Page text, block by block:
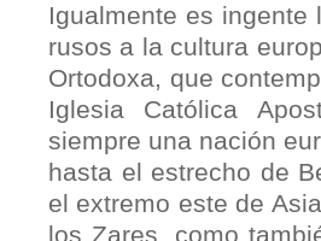
Igualmente es
rusos a la cultura
Ortodoxa, que
Iglesia Católica
siempre una nación
hasta el estrecho de
el extremo este de
los Zares, como